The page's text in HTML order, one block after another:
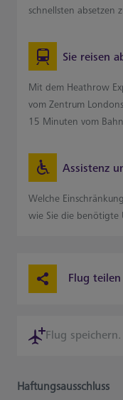
schnellsten absetzen
Sie reisen
Mit dem Heathrow
vom Zentrum
15 Minuten vom
Assistenz
Welche
wie Sie die benötigte
Flug teilen
Flug speichern.
Haftungsausschluss